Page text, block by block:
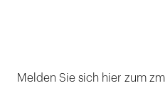
Melden Sie sich hier zum